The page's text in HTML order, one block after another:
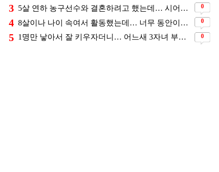
3 5살 연하 농구선수와 결혼하려고 했는데… 시어머니의 결혼반대에 부딛혔던 아이돌 0
4 8살이나 나이 속여서 활동했는데… 너무 동안이라서 아무도 의심 안 했다는 배우 0
5 1명만 낳아서 잘 키우자더니… 어느새 3자녀 부모 된 스타커플 ❤️ 0